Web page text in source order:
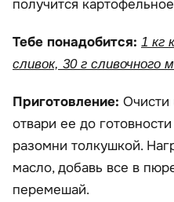
получится
Тебе понадобится: 1 кг
сливок, 30 г сливочного
Приготовление: Очисти
отвари ее до
разомни толкушкой.
масло, добавь все в
перемешай.